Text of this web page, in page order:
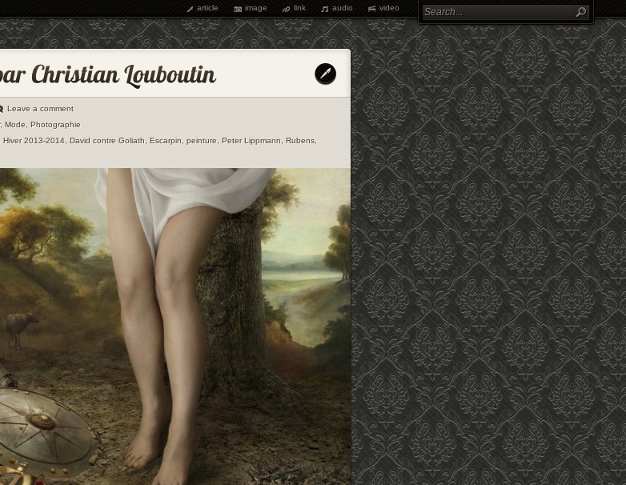
article image link audio video
Leave a comment
, Mode
Photographie
Hiver 2013-2014 David contre Goliath Escarpin peinture Peter Lippmann Rubens